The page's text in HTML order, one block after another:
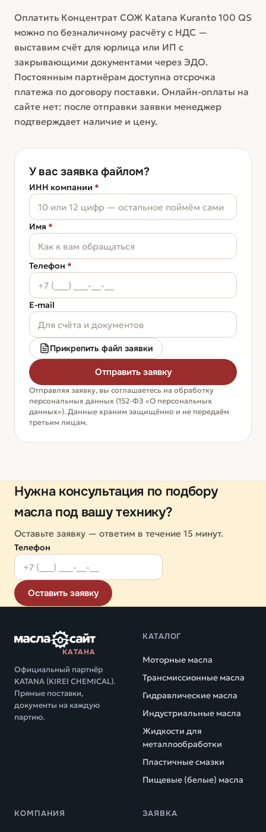
Оплатить Концентрат СОЖ Katana Kuranto 100 QS
можно по безналичному расчёту с НДС —
выставим счёт для юрлица или ИП с
закрывающими документами через ЭДО.
Постоянным партнёрам доступна отсрочка
платежа по договору поставки. Онлайн-оплаты на
сайте нет: после отправки заявки менеджер
подтверждает наличие и цену.
У вас заявка файлом?
ИНН компании *
Имя *
Телефон *
E-mail
Прикрепить файл заявки
Отправить заявку
Отправляя заявку, вы соглашаетесь на обработку
персональных данных (152-ФЗ «О персональных
данных»). Данные храним защищённо и не передаём
третьим лицам.
Нужна консультация по подбору
масла под вашу технику?
Оставьте заявку — ответим в течение 15 минут.
Телефон
Оставить заявку
КАТАНА
Официальный партнёр
KATANA (KIREI CHEMICAL).
Прямые поставки,
документы на каждую
партию.
КАТАЛОГ
Моторные масла
Трансмиссионные масла
Гидравлические масла
Индустриальные масла
Жидкости для
металлообработки
Пластичные смазки
Пищевые (белые) масла
КОМПАНИЯ ЗАЯВКА